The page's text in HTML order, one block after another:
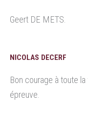
Geert DE METS.
NICOLAS DECERF
Bon courage à toute
épreuve.